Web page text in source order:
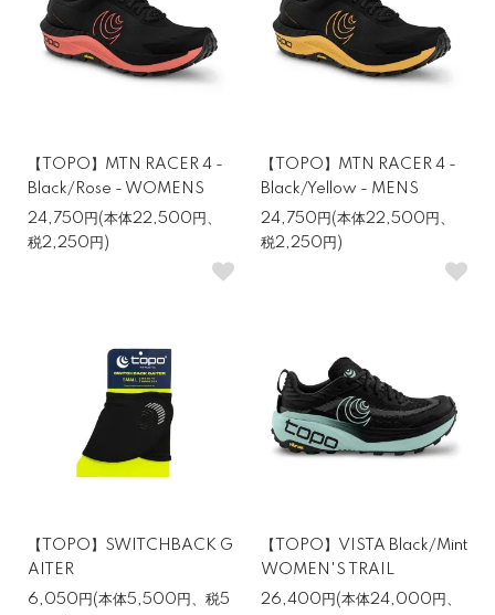
【TOPO】MTN RACER 4 -
Black/Rose - WOMENS
24,750円(本体22,500円、
税2,250円)
【TOPO】MTN RACER 4 -
Black/Yellow - MENS
24,750円(本体22,500円、
税2,250円)
【TOPO】SWITCHBACK G
AITER
6,050円(本体5,500円、税5
【TOPO】VISTA Black/Mint
WOMEN'S TRAIL
26,400円(本体24,000円、